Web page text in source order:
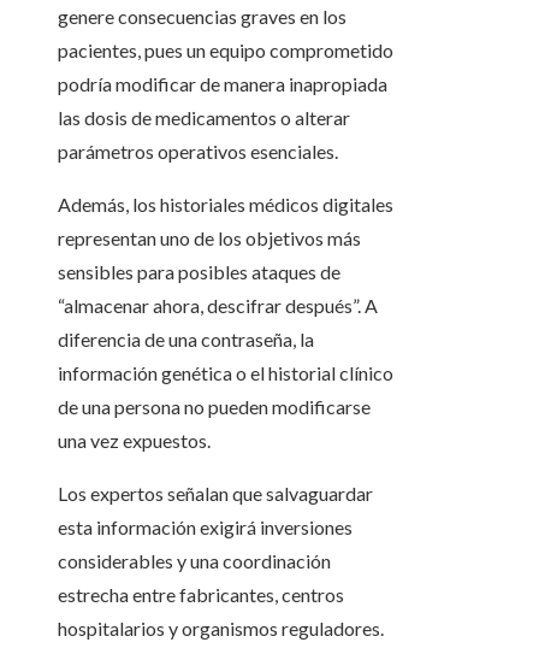
genere consecuencias graves en los
pacientes, pues un equipo comprometido
podría modificar de manera inapropiada
las dosis de medicamentos o alterar
parámetros operativos esenciales.
Además, los historiales médicos digitales
representan uno de los objetivos más
sensibles para posibles ataques de
“almacenar ahora, descifrar después”. A
diferencia de una contraseña, la
información genética o el historial clínico
de una persona no pueden modificarse
una vez expuestos.
Los expertos señalan que salvaguardar
esta información exigirá inversiones
considerables y una coordinación
estrecha entre fabricantes, centros
hospitalarios y organismos reguladores.